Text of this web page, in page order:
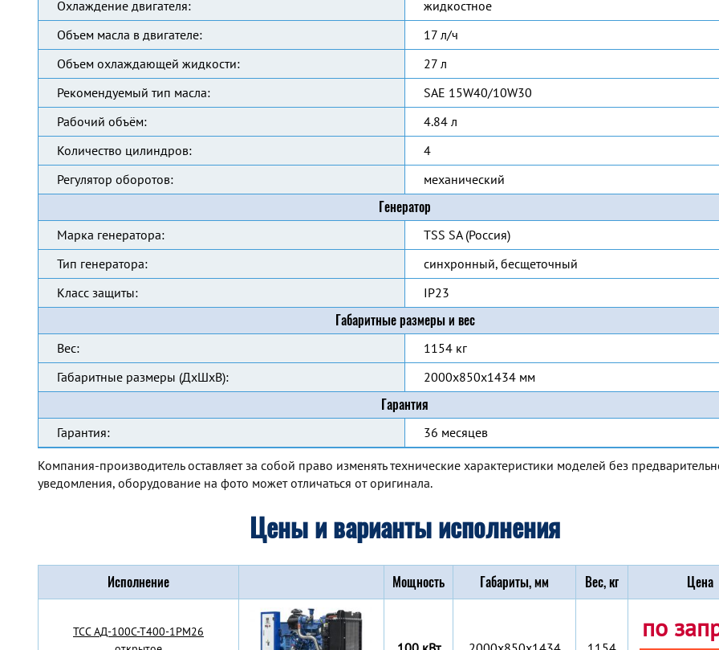
Охлаждение двигателя:
жидкостное
Объем масла в двигателе:
17 л/ч
Объем охлаждающей жидкости:
27 л
Рекомендуемый тип масла:
SAE 15W40/10W30
Рабочий объём:
4.84 л
Количество цилиндров:
4
Регулятор оборотов:
механический
Генератор
Марка генератора:
TSS SA (Россия)
Тип генератора:
синхронный, бесщеточный
Класс защиты:
IP23
Габаритные размеры и вес
Вес:
1154 кг
Габаритные размеры (ДхШхВ):
2000x850x1434 мм
Гарантия
Гарантия: 36 месяцев
Компания-производитель оставляет за собой право изменять технические характеристики моделей без
уведомления, оборудование на фото может отличаться от оригинала.
Цены и варианты исполнения
Исполнение Мощность Габариты, мм Вес, кг Цена
TCC АД-100С-Т400-1РМ26
по